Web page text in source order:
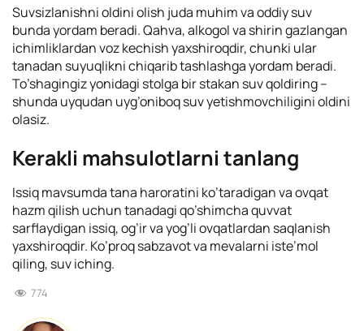
Suvsizlanishni oldini olish juda muhim va oddiy suv
bunda yordam beradi. Qahva, alkogol va shirin gazlangan
ichimliklardan voz kechish yaxshiroqdir, chunki ular
tanadan suyuqlikni chiqarib tashlashga yordam beradi.
To’shagingiz yonidagi stolga bir stakan suv qoldiring –
shunda uyqudan uyg’oniboq suv yetishmovchiligini oldini
olasiz.
Kerakli mahsulotlarni tanlang
Issiq mavsumda tana haroratini ko’taradigan va ovqat
hazm qilish uchun tanadagi qo’shimcha quvvat
sarflaydigan issiq, og’ir va yog’li ovqatlardan saqlanish
yaxshiroqdir. Ko’proq sabzavot va mevalarni iste’mol
qiling, suv iching.
774